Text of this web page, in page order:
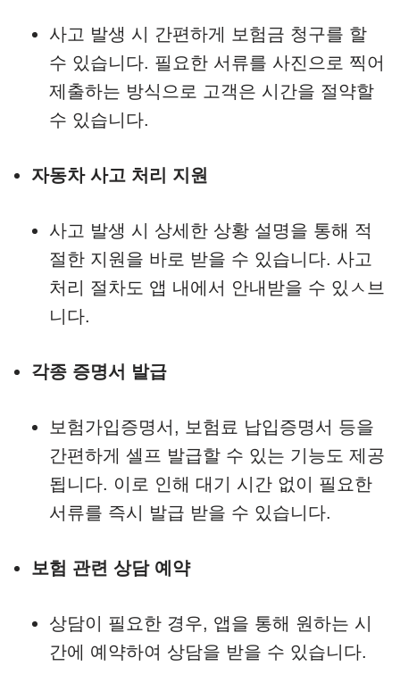
사고 발생 시 간편하게 보험금 청구를 할
수 있습니다. 필요한 서류를 사진으로 찍어
제출하는 방식으로 고객은 시간을 절약할
수 있습니다.
자동차 사고 처리 지원
사고 발생 시 상세한 상황 설명을 통해 적
절한 지원을 바로 받을 수 있습니다. 사고
처리 절차도 앱 내에서 안내받을 수 있ㅅ브
니다.
각종 증명서 발급
보험가입증명서, 보험료 납입증명서 등을
간편하게 셀프 발급할 수 있는 기능도 제공
됩니다. 이로 인해 대기 시간 없이 필요한
서류를 즉시 발급 받을 수 있습니다.
보험 관련 상담 예약
상담이 필요한 경우, 앱을 통해 원하는 시
간에 예약하여 상담을 받을 수 있습니다.